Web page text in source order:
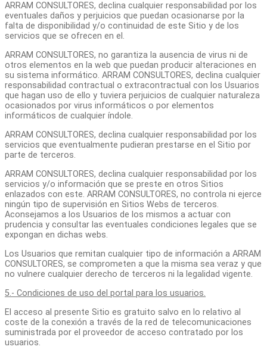
ARRAM CONSULTORES, declina cualquier responsabilidad por los
eventuales daños y perjuicios que puedan ocasionarse por la
falta de disponibilidad y/o continuidad de este Sitio y de los
servicios que se ofrecen en el.
ARRAM CONSULTORES, no garantiza la ausencia de virus ni de
otros elementos en la web que puedan producir alteraciones en
su sistema informático. ARRAM CONSULTORES, declina cualquier
responsabilidad contractual o extracontractual con los Usuarios
que hagan uso de ello y tuviera perjuicios de cualquier naturaleza
ocasionados por virus informáticos o por elementos
informáticos de cualquier índole.
ARRAM CONSULTORES, declina cualquier responsabilidad por los
servicios que eventualmente pudieran prestarse en el Sitio por
parte de terceros.
ARRAM CONSULTORES, declina cualquier responsabilidad por los
servicios y/o información que se preste en otros Sitios
enlazados con este. ARRAM CONSULTORES, no controla ni ejerce
ningún tipo de supervisión en Sitios Webs de terceros.
Aconsejamos a los Usuarios de los mismos a actuar con
prudencia y consultar las eventuales condiciones legales que se
expongan en dichas webs.
Los Usuarios que remitan cualquier tipo de información a ARRAM
CONSULTORES, se comprometen a que la misma sea veraz y que
no vulnere cualquier derecho de terceros ni la legalidad vigente.
5.- Condiciones de uso del portal para los usuarios.
El acceso al presente Sitio es gratuito salvo en lo relativo al
coste de la conexión a través de la red de telecomunicaciones
suministrada por el proveedor de acceso contratado por los
usuarios.